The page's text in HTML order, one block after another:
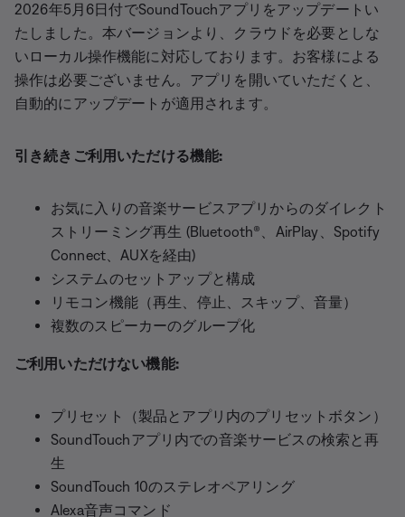
2026年5月6日付でSoundTouchアプリをアップデートい
たしました。本バージョンより、クラウドを必要としな
いローカル操作機能に対応しております。お客様による
操作は必要ございません。アプリを開いていただくと、
自動的にアップデートが適用されます。
引き続きご利用いただける機能:
お気に入りの音楽サービスアプリからのダイレクト
ストリーミング再生 (Bluetooth®、AirPlay、Spotify
Connect、AUXを経由)
システムのセットアップと構成
リモコン機能（再生、停止、スキップ、音量）
複数のスピーカーのグループ化
ご利用いただけない機能:
プリセット（製品とアプリ内のプリセットボタン）
SoundTouchアプリ内での音楽サービスの検索と再
生
SoundTouch 10のステレオペアリング
Alexa音声コマンド